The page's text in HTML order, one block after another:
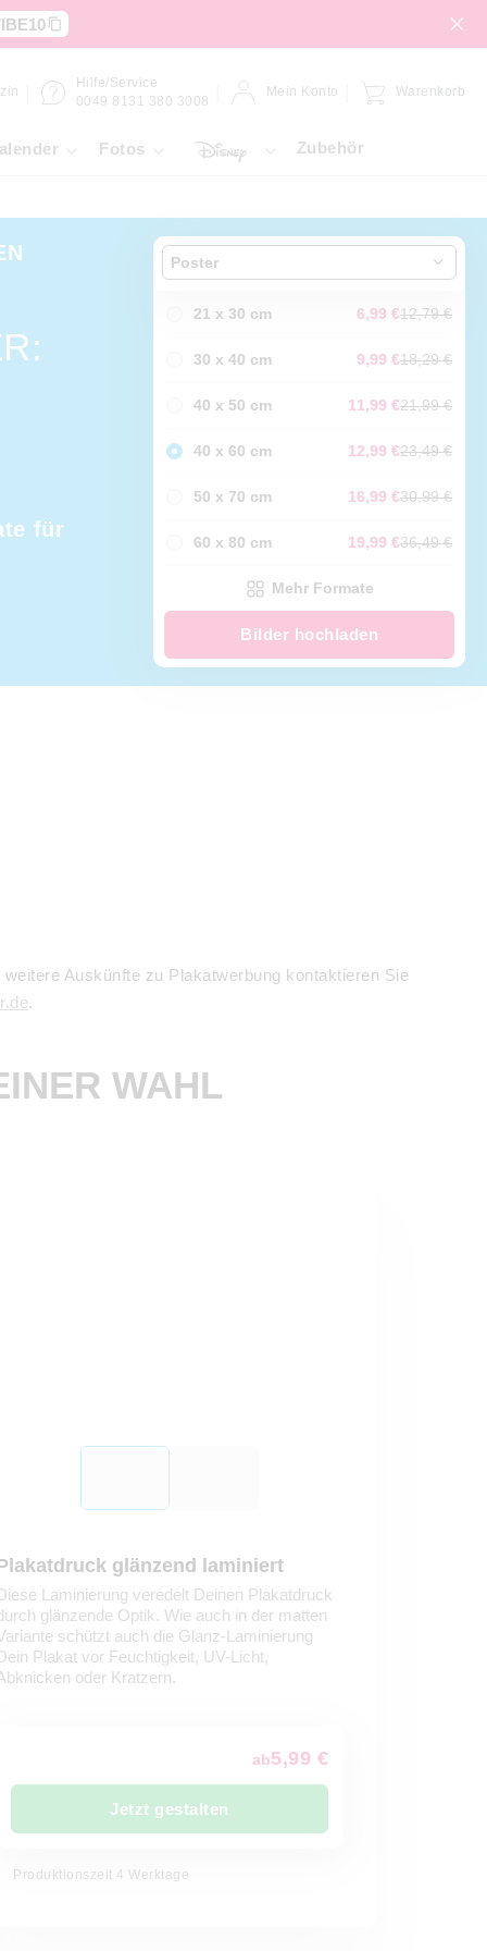
Hilfe/Service
0049 8131 380 3008
Mein Konto Warenkorb
Fotos Zubehör
für
Poster
21 x 30 cm 6,99 €12,79 €
30 x 40 cm 9,99 €18,29 €
40 x 50 cm 11,99 €21,99 €
40 x 60 cm 12,99 €23,49 €
50 x 70 cm 16,99 €30,99 €
60 x 80 cm 19,99 €36,49 €
Mehr Formate
Bilder hochladen
weitere Auskünfte zu Plakatwerbung kontaktieren Sie
.
WAHL
glänzend laminiert
Laminierung veredelt Deinen Plakatdruck
glänzende Optik. Wie auch in der matten
schützt auch die Glanz-Laminierung
Plakat vor Feuchtigkeit, UV-Licht,
oder Kratzern.
ab5,99 €
Jetzt gestalten
Produktionszeit 4 Werktage